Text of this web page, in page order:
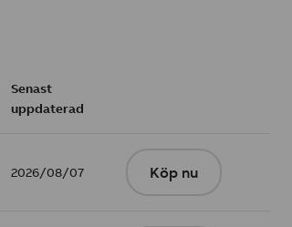
Senast
uppdaterad
2026/08/07 Köp nu